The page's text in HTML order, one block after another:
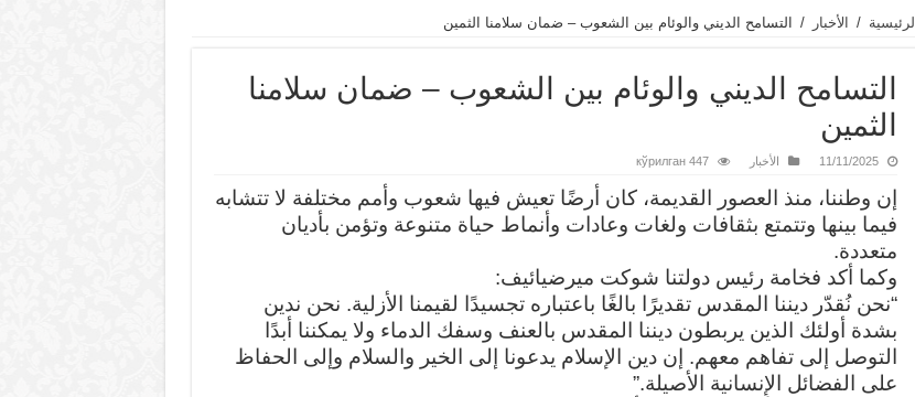
الرئيسية / الأخبار / التسامح الديني والوئام بين الشعوب – ضمان سلامنا الثمين
التسامح الديني والوئام بين الشعوب – ضمان سلامنا
الثمين
11/11/2025 الأخبار 447 кўрилган
إن وطننا، منذ العصور القديمة، كان أرضًا تعيش فيها شعوب وأمم مختلفة لا تتشابه
فيما بينها وتتمتع بثقافات ولغات وعادات وأنماط حياة متنوعة وتؤمن بأديان
متعددة.
وكما أكد فخامة رئيس دولتنا شوكت ميرضيائيف:
“نحن نُقدّر ديننا المقدس تقديرًا بالغًا باعتباره تجسيدًا لقيمنا الأزلية. نحن ندين
بشدة أولئك الذين يربطون ديننا المقدس بالعنف وسفك الدماء ولا يمكننا أبدًا
التوصل إلى تفاهم معهم. إن دين الإسلام يدعونا إلى الخير والسلام وإلى الحفاظ
على الفضائل الإنسانية الأصيلة.”